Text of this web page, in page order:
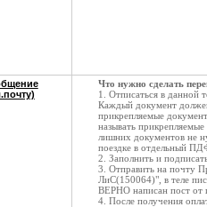
Что нужно сделать
1. Отписаться в данной
Каждый документ
прикрепляемые
называть
лишних документов не
поездке в отдельный
2. Заполнить и
3. Отправить на почту
ЛиС(150064)", в теле
ВЕРНО написан пост от
4. После получения